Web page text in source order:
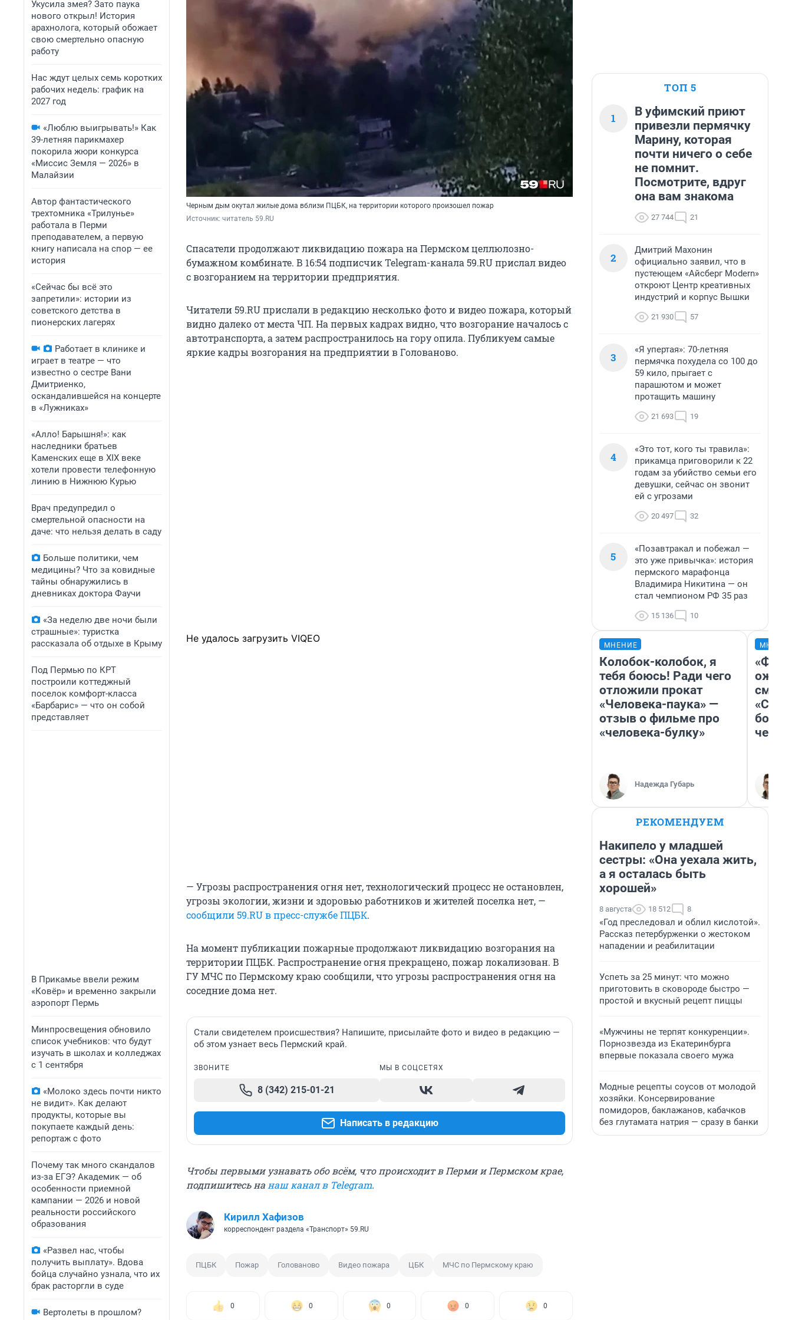
Укусила змея? Зато паука
нового открыл! История
арахнолога, который обожает
свою смертельно опасную
работу
Нас ждут целых семь коротких
рабочих недель: график на
2027 год
«Люблю выигрывать!» Как
39-летняя парикмахер
покорила жюри конкурса
«Миссис Земля — 2026» в
Малайзии
Автор фантастического
трехтомника «Трилунье»
работала в Перми
преподавателем, а первую
книгу написала на спор — ее
история
«Сейчас бы всё это
запретили»: истории из
советского детства в
пионерских лагерях
Работает в клинике и
играет в театре — что
известно о сестре Вани
Дмитриенко,
оскандалившейся на концерте
в «Лужниках»
«Алло! Барышня!»: как
наследники братьев
Каменских еще в XIX веке
хотели провести телефонную
линию в Нижнюю Курью
Врач предупредил о
смертельной опасности на
даче: что нельзя делать в саду
Больше политики, чем
медицины? Что за ковидные
тайны обнаружились в
дневниках доктора Фаучи
«За неделю две ночи были
страшные»: туристка
рассказала об отдыхе в Крыму
Под Пермью по КРТ
построили коттеджный
поселок комфорт-класса
«Барбарис» — что он собой
представляет
В Прикамье ввели режим
«Ковёр» и временно закрыли
аэропорт Пермь
Минпросвещения обновило
список учебников: что будут
изучать в школах и колледжах
с 1 сентября
«Молоко здесь почти никто
не видит». Как делают
продукты, которые вы
покупаете каждый день:
репортаж с фото
Почему так много скандалов
из-за ЕГЭ? Академик — об
особенности приемной
кампании — 2026 и новой
реальности российского
образования
«Развел нас, чтобы
получить выплату». Вдова
бойца случайно узнала, что их
брак расторгли в суде
Вертолеты в прошлом?
Черным дым окутал жилые дома вблизи ПЦБК, на территории которого произошел пожар
Источник: читатель 59.RU
Спасатели продолжают ликвидацию пожара на Пермском целлюлозно-
бумажном комбинате. В 16:54 подписчик Telegram-канала 59.RU прислал видео
с возгоранием на территории предприятия.
Читатели 59.RU прислали в редакцию несколько фото и видео пожара, который
видно далеко от места ЧП. На первых кадрах видно, что возгорание началось с
автотранспорта, а затем распространилось на гору опила. Публикуем самые
яркие кадры возгорания на предприятии в Голованово.
Не удалось загрузить VIQEO
— Угрозы распространения огня нет, технологический процесс не остановлен,
угрозы экологии, жизни и здоровью работников и жителей поселка нет, —
сообщили 59.RU в пресс-службе ПЦБК.
На момент публикации пожарные продолжают ликвидацию возгорания на
территории ПЦБК. Распространение огня прекращено, пожар локализован. В
ГУ МЧС по Пермскому краю сообщили, что угрозы распространения огня на
соседние дома нет.
Стали свидетелем происшествия? Напишите, присылайте фото и видео в редакцию —
об этом узнает весь Пермский край.
ЗВОНИТЕ
8 (342) 215-01-21
МЫ В СОЦСЕТЯХ
Написать в редакцию
Чтобы первыми узнавать обо всём, что происходит в Перми и Пермском крае,
подпишитесь на наш канал в Telegram.
Кирилл Хафизов
корреспондент раздела «Транспорт» 59.RU
ПЦБК Пожар Голованово Видео пожара ЦБК МЧС по Пермскому краю
0 0 0 0 0
ТОП 5
1
В уфимский приют
привезли пермячку
Марину, которая
почти ничего о себе
не помнит.
Посмотрите, вдруг
она вам знакома
27 744 21
2
Дмитрий Махонин
официально заявил, что в
пустеющем «Айсберг Modern»
откроют Центр креативных
индустрий и корпус Вышки
21 930 57
3
«Я упертая»: 70-летняя
пермячка похудела со 100 до
59 кило, прыгает с
парашютом и может
протащить машину
21 693 19
4
«Это тот, кого ты травила»:
прикамца приговорили к 22
годам за убийство семьи его
девушки, сейчас он звонит
ей с угрозами
20 497 32
5
«Позавтракал и побежал —
это уже привычка»: история
пермского марафонца
Владимира Никитина — он
стал чемпионом РФ 35 раз
15 136 10
МНЕНИЕ
Колобок-колобок, я
тебя боюсь! Ради чего
отложили прокат
«Человека-паука» —
отзыв о фильме про
«человека-булку»
Надежда Губарь
РЕКОМЕНДУЕМ
Накипело у младшей
сестры: «Она уехала жить,
а я осталась быть
хорошей»
8 августа 18 512 8
«Год преследовал и облил кислотой».
Рассказ петербурженки о жестоком
нападении и реабилитации
Успеть за 25 минут: что можно
приготовить в сковороде быстро —
простой и вкусный рецепт пиццы
«Мужчины не терпят конкуренции».
Порнозвезда из Екатеринбурга
впервые показала своего мужа
Модные рецепты соусов от молодой
хозяйки. Консервирование
помидоров, баклажанов, кабачков
без глутамата натрия — сразу в банки